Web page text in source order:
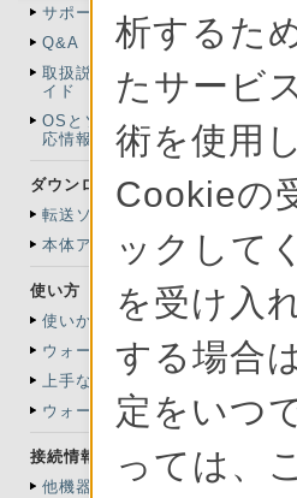
サポート情報トップ
Q&A
取扱説明書／ヘルプガ
イド
OSとソフトウェアの対
応情報
ダウンロード
転送ソフトウェア
本体アップデート情報
使い方
使いかたマニュアル
ウォークマンへの転送
上手な使い方
ウォークマン活用術
接続情報
他機器との接続情報
視
析するた
たサービ
術を使用
Cookieの
ックして
を受け入
する場合
定をいつ
っては、